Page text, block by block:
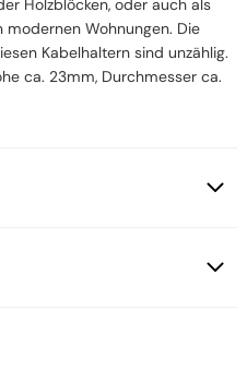
Holzblöcken, oder auch als
Wohnungen. Die
Kabelhaltern sind unzählig.
ca. 23mm, Durchmesser ca.